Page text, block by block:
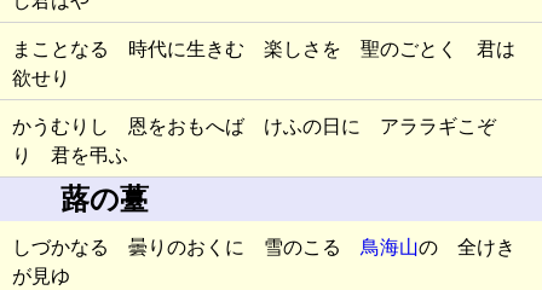
まことなる 時代に生きむ 楽しさを 聖のごとく 君は
欲せり
かうむりし 恩をおもへば けふの日に アララギこぞ
り 君を弔ふ
蕗の薹
しづかなる 曇りのおくに 雪のこる 鳥海山の 全けき
が見ゆ